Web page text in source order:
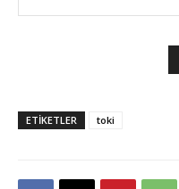
ETİKETLER toki